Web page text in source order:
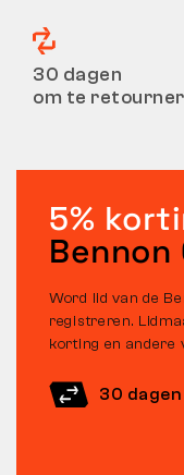
30 dagen
om te
5%
Bennon
Word lid van de
registreren.
korting en andere
30